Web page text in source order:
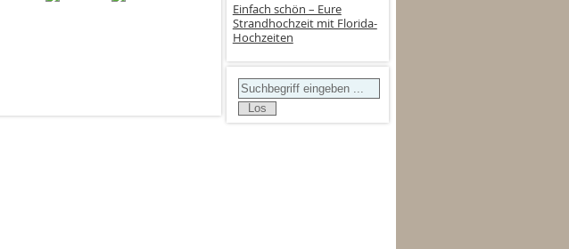
Einfach schön – Eure
Strandhochzeit mit Florida-
Hochzeiten